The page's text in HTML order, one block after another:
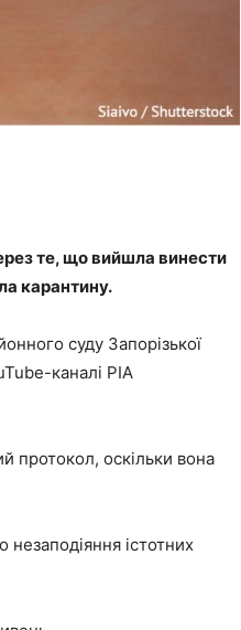
те, що вийшла винести
карантину.
суду Запорізької
каналі РІА
протокол, оскільки вона
істотних